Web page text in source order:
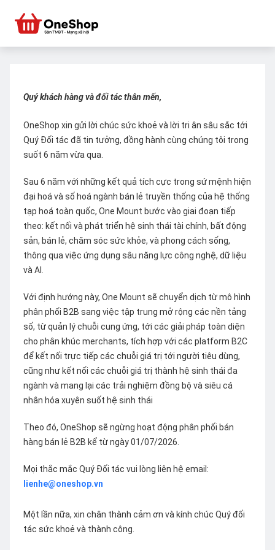
Quý khách hàng và đối tác thân mến,
OneShop xin gửi lời chúc sức khoẻ và lời tri ân sâu sắc tới
Quý Đối tác đã tin tưởng, đồng hành cùng chúng tôi trong
suốt 6 năm vừa qua.
Sau 6 năm với những kết quả tích cực trong sứ mệnh hiện
đại hoá và số hoá ngành bán lẻ truyền thống của hệ thống
tạp hoá toàn quốc, One Mount bước vào giai đoạn tiếp
theo: kết nối và phát triển hệ sinh thái tài chính, bất động
sản, bán lẻ, chăm sóc sức khỏe, và phong cách sống,
thông qua việc ứng dụng sâu năng lực công nghệ, dữ liệu
và AI.
Với định hướng này, One Mount sẽ chuyển dịch từ mô hình
phân phối B2B sang việc tập trung mở rộng các nền tảng
số, từ quản lý chuỗi cung ứng, tới các giải pháp toàn diện
cho phân khúc merchants, tích hợp với các platform B2C
để kết nối trực tiếp các chuỗi giá trị tới người tiêu dùng,
cũng như kết nối các chuỗi giá trị thành hệ sinh thái đa
ngành và mang lại các trải nghiệm đồng bộ và siêu cá
nhân hóa xuyên suốt hệ sinh thái
Theo đó, OneShop sẽ ngừng hoạt động phân phối bán
hàng bán lẻ B2B kể từ ngày 01/07/2026.
Mọi thắc mắc Quý Đối tác vui lòng liên hệ email:
lienhe@oneshop.vn
Một lần nữa, xin chân thành cảm ơn và kính chúc Quý đối
tác sức khoẻ và thành công.